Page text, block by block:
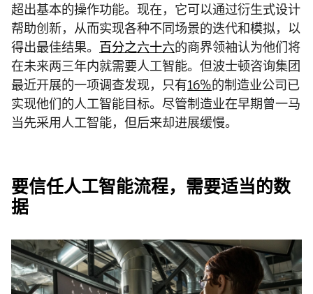
超出基本的操作功能。现在，它可以通过衍生式设计
帮助创新，从而实现各种不同场景的迭代和模拟，以
得出最佳结果。 百分之六十六的商界领袖认为他们将
在未来两三年内就需要人工智能。但波士顿咨询集团
最近开展的一项调查发现，只有16%的制造业公司已
实现他们的人工智能目标。尽管制造业在早期曾一马
当先采用人工智能，但后来却进展缓慢。
要信任人工智能流程，需要适当的数
据